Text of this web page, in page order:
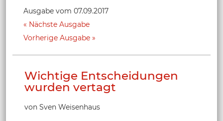
Ausgabe vom 07.09.2017
Nächste Ausgabe
Vorherige Ausgabe
Wichtige Entscheidungen
wurden vertagt
von Sven Weisenhaus